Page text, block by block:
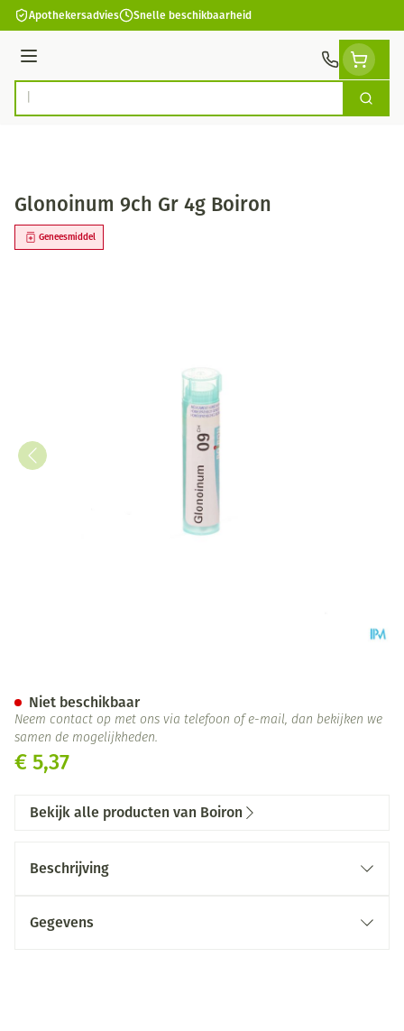
Ga naar de inhoud
Apothekersadvies Snelle beschikbaarheid
Menu
Product, merk, categorie... Zoek
Glonoinum 9ch Gr 4g Boiron
Geneesmiddel
€ 5,37
Niet beschikbaar
Neem contact op met ons via telefoon of e-mail, dan bekijken we
samen de mogelijkheden.
Bekijk alle producten van Boiron
Beschrijving
Gegevens